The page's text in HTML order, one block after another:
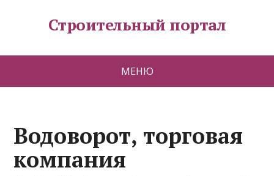
Строительный портал
МЕНЮ
Водоворот, торговая
компания